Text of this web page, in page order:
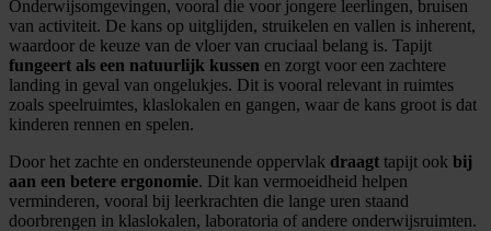
Onderwijsomgevingen, vooral die voor jongere leerlingen, bruisen
van activiteit. De kans op uitglijden, struikelen en vallen is inherent,
waardoor de keuze van de vloer van cruciaal belang is. Tapijt
fungeert als een natuurlijk kussen en zorgt voor een zachtere
landing in geval van ongelukjes. Dit is vooral relevant in ruimtes
zoals speelruimtes, klaslokalen en gangen, waar de kans groot is dat
kinderen rennen en spelen.
Door het zachte en ondersteunende oppervlak draagt tapijt ook bij
aan een betere ergonomie. Dit kan vermoeidheid helpen
verminderen, vooral bij leerkrachten die lange uren staand
doorbrengen in klaslokalen, laboratoria of andere onderwijsruimten.